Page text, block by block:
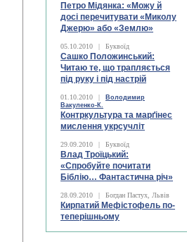
Петро Мідянка: «Можу й
досі перечитувати «Миколу
Джерю» або «Землю»
05.10.2010 | Буквоїд
Сашко Положинський:
Читаю те, що трапляється
під руку і під настрій
01.10.2010 |
Володимир
Вакуленко-К.
Контркультура та марґінес
мислення укрсучліт
29.09.2010 | Буквоїд
Влад Троїцький:
«Спробуйте почитати
Біблію… Фантастична річ»
28.09.2010 | Богдан Пастух, Львів
Кирпатий Мефістофель по-
теперішньому